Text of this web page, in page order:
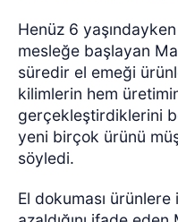
Henüz 6
mesleğe başlayan
süredir el emeği
kilimlerin hem
gerçekleştirdiklerini
yeni birçok ürünü
söyledi.
El dokuması